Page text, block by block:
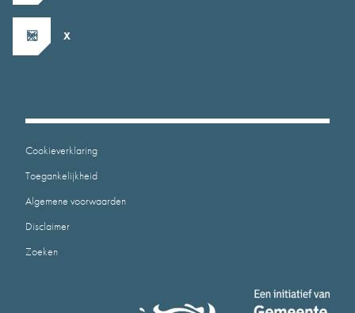
X
Cookieverklaring
Toegankelijkheid
Algemene voorwaarden
Disclaimer
Zoeken